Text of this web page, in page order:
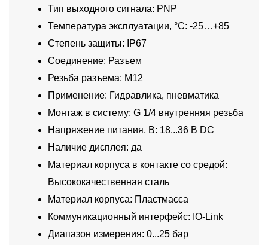
Тип выходного сигнала: PNP
Температура эксплуатации, °C: -25…+85
Степень защиты: IP67
Соединение: Разъем
Резьба разъема: M12
Применение: Гидравлика, пневматика
Монтаж в систему: G 1/4 внутренняя резьба
Напряжение питания, В: 18...36 В DC
Наличие дисплея: да
Материал корпуса в контакте со средой:
Высококачественная сталь
Материал корпуса: Пластмасса
Коммуникационный интерфейс: IO-Link
Диапазон измерения: 0...25 бар